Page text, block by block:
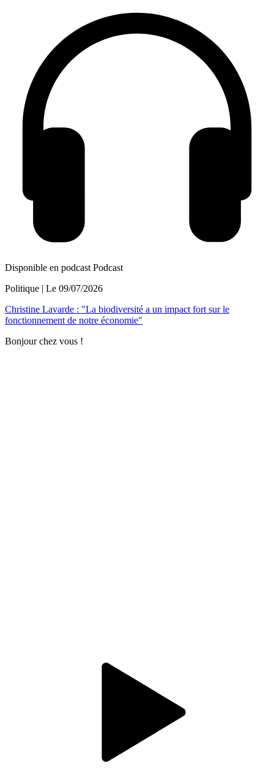
Disponible en podcast Podcast
Politique | Le 09/07/2026
Christine Lavarde : "La biodiversité a un impact fort sur le
fonctionnement de notre économie"
Bonjour chez vous !